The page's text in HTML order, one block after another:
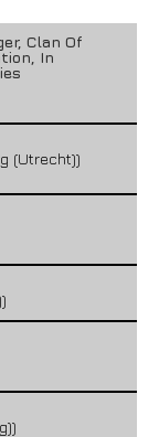
Clan Of
In
(Utrecht))